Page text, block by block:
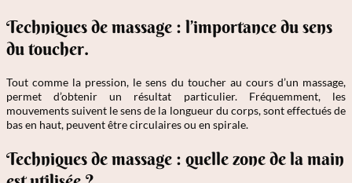
Techniques de massage : l’importance du sens
du toucher.
Tout comme la pression, le sens du toucher au cours d’un massage,
permet d’obtenir un résultat particulier. Fréquemment, les
mouvements suivent le sens de la longueur du corps, sont effectués de
bas en haut, peuvent être circulaires ou en spirale.
Techniques de massage : quelle zone de la main